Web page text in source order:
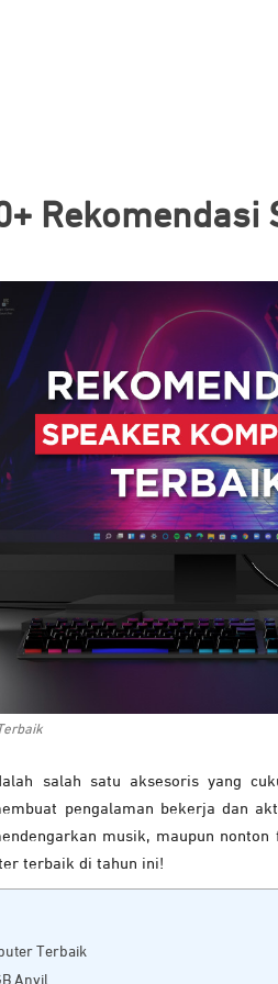
Rekomendasi
salah satu aksesoris yang
pengalaman bekerja dan
musik, maupun
terbaik di tahun ini!
Terbaik
Anvil